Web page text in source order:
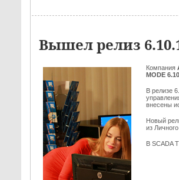
Вышел релиз
Компания
MODE
В релизе
внесены
Новый
из
В SCADA